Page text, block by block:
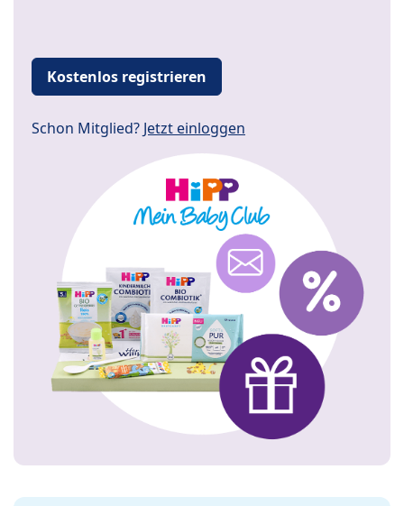
Kostenlos registrieren
Schon Mitglied? Jetzt einloggen